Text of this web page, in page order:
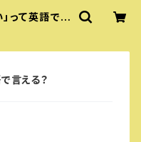
って英語で言
言える？